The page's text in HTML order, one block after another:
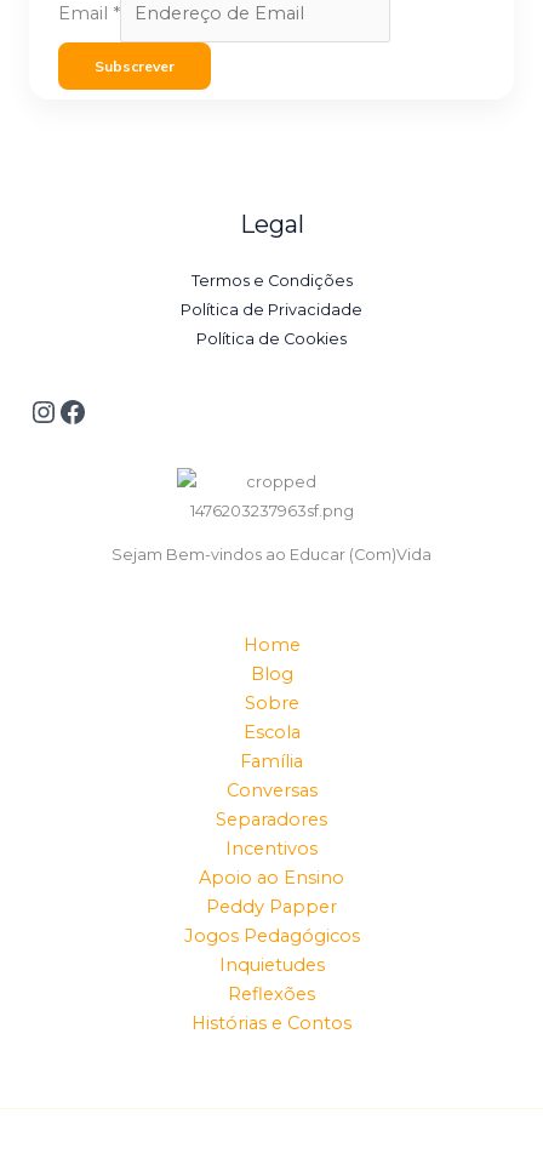
Email *
Subscrever
Legal
Termos e Condições
Política de Privacidade
Política de Cookies
Sejam Bem-vindos ao Educar (Com)Vida
Home
Blog
Sobre
Escola
Família
Conversas
Separadores
Incentivos
Apoio ao Ensino
Peddy Papper
Jogos Pedagógicos
Inquietudes
Reflexões
Histórias e Contos